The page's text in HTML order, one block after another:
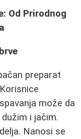
Od Prirodnog
preparat
može da
i jačim.
Nanosi se